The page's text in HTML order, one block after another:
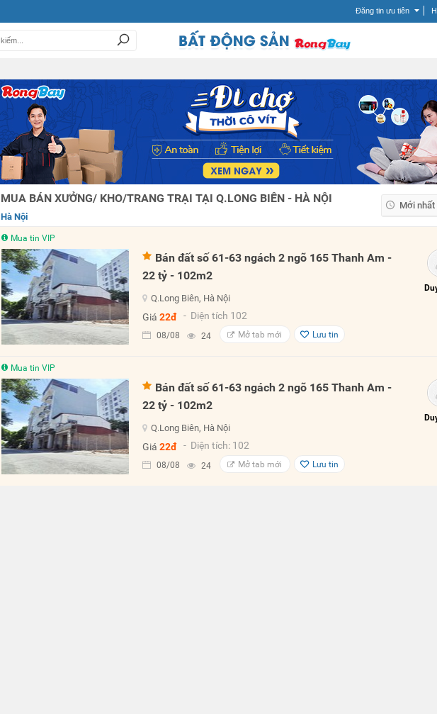
Đăng tin ưu tiên
MUA BÁN XƯỞNG/ KHO/TRANG TRẠI TẠI Q.LONG BIÊN - HÀ NỘI
Hà Nội
Mới nhất
Giá tăng
Giá
Mua tin VIP
Bán đất số 61-63 ngách 2 ngõ 165 Thanh Am -
22 tỷ - 102m2
Q.Long Biên, Hà Nội
Giá 22đ - Diện tích 102
08/08 24 Mở tab mới Lưu tin
Mua tin VIP
Bán đất số 61-63 ngách 2 ngõ 165 Thanh Am -
22 tỷ - 102m2
Q.Long Biên, Hà Nội
Giá 22đ - Diện tích: 102
08/08 24 Mở tab mới Lưu tin